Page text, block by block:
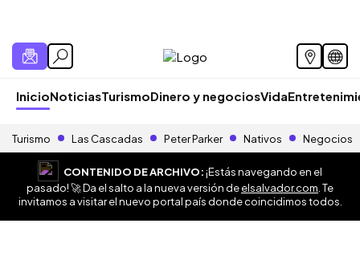
InicioNoticiasTurismoDinero y negociosVida
Turismo Las Cascadas Peter Parker Nativos Negocios
CONTENIDO DE ARCHIVO:¡Estás navegando en el
pasado! 🚀 Da el salto a la nueva versión deelsalvador.com . Te
invitamos a visitar el nuevo portal país donde coincidimos todos.